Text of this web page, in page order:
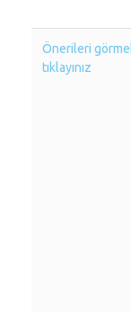
Önerileri
tıklayınız